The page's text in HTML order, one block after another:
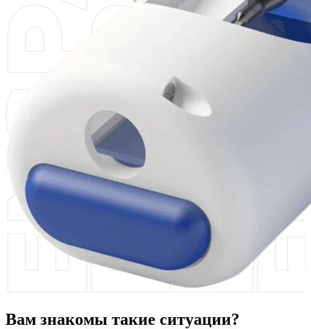
Вам знакомы такие ситуации?